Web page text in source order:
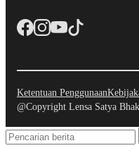
Ketentuan Penggunaan
@Copyright Lensa Satya